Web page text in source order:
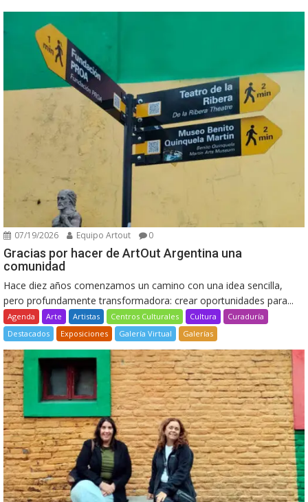
07/19/2026 Equipo Artout 0
Gracias por hacer de ArtOut Argentina una
comunidad
Hace diez años comenzamos un camino con una idea sencilla,
pero profundamente transformadora: crear oportunidades para...
Agenda Arte Artistas Centros Culturales Cultura
Curaduría
Destacados
Exposiciones Galería Virtual Galerías